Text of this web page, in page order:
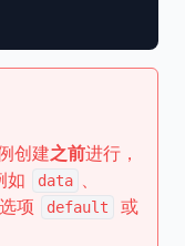
创建之前进行，
如
data 、
项 default 或